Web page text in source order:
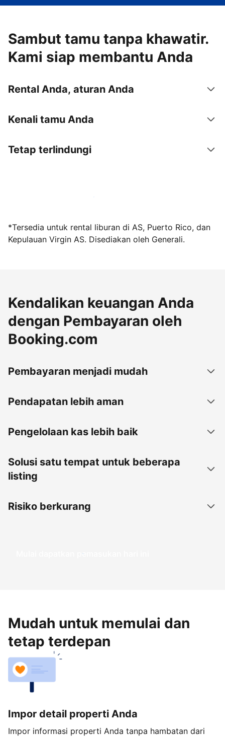
Sambut tamu tanpa khawatir.
Kami siap membantu Anda
Rental Anda, aturan Anda
Kenali tamu Anda
Tetap terlindungi
Jadi tuan rumah bersama kami sekarang
*Tersedia untuk rental liburan di AS, Puerto Rico, dan
Kepulauan Virgin AS. Disediakan oleh Generali.
Kendalikan keuangan Anda
dengan Pembayaran oleh
Booking.com
Pembayaran menjadi mudah
Pendapatan lebih aman
Pengelolaan kas lebih baik
Solusi satu tempat untuk beberapa
listing
Risiko berkurang
Mulai dapatkan pemasukan hari ini
Mudah untuk memulai dan
tetap terdepan
Impor detail properti Anda
Impor informasi properti Anda tanpa hambatan dari